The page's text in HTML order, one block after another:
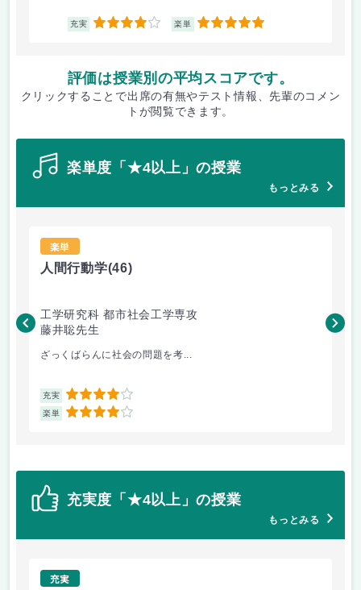
充実 4 楽単 5
評価は授業別の平均スコアです。
クリックすることで出席の有無やテスト情報、先輩のコメン
トが閲覧できます。
楽単度「★4以上」の授業
もっとみる
楽単
人間行動学(46)
工学研究科 都市社会工学専攻
藤井聡先生
ざっくばらんに社会の問題を考...
充実 4
楽単 4
藤
充実度「★4以上」の授業
もっとみる
充実